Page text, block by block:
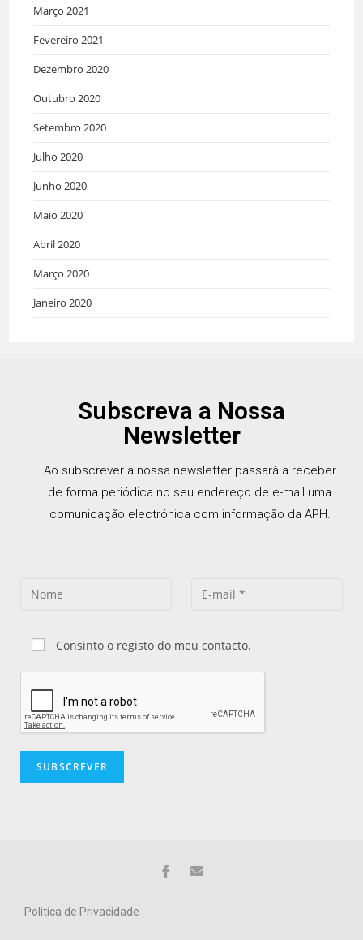
Março 2021
Fevereiro 2021
Dezembro 2020
Outubro 2020
Setembro 2020
Julho 2020
Junho 2020
Maio 2020
Abril 2020
Março 2020
Janeiro 2020
Subscreva a Nossa
Newsletter
Ao subscrever a nossa newsletter passará a receber
de forma periódica no seu endereço de e-mail uma
comunicação electrónica com informação da APH.
Consinto o registo do meu contacto.
Politica de Privacidade